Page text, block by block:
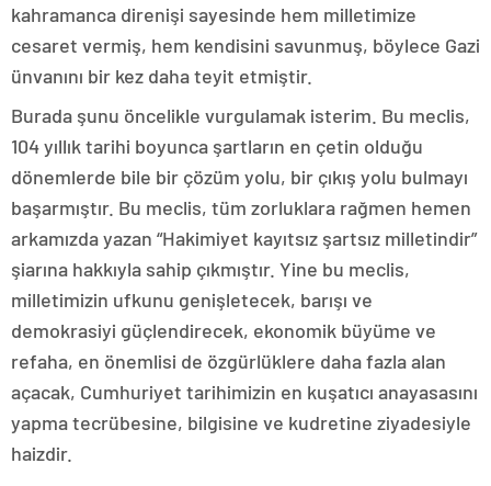
kahramanca direnişi sayesinde hem milletimize
cesaret vermiş, hem kendisini savunmuş, böylece Gazi
ünvanını bir kez daha teyit etmiştir.
Burada şunu öncelikle vurgulamak isterim. Bu meclis,
104 yıllık tarihi boyunca şartların en çetin olduğu
dönemlerde bile bir çözüm yolu, bir çıkış yolu bulmayı
başarmıştır. Bu meclis, tüm zorluklara rağmen hemen
arkamızda yazan “Hakimiyet kayıtsız şartsız milletindir”
şiarına hakkıyla sahip çıkmıştır. Yine bu meclis,
milletimizin ufkunu genişletecek, barışı ve
demokrasiyi güçlendirecek, ekonomik büyüme ve
refaha, en önemlisi de özgürlüklere daha fazla alan
açacak, Cumhuriyet tarihimizin en kuşatıcı anayasasını
yapma tecrübesine, bilgisine ve kudretine ziyadesiyle
haizdir.